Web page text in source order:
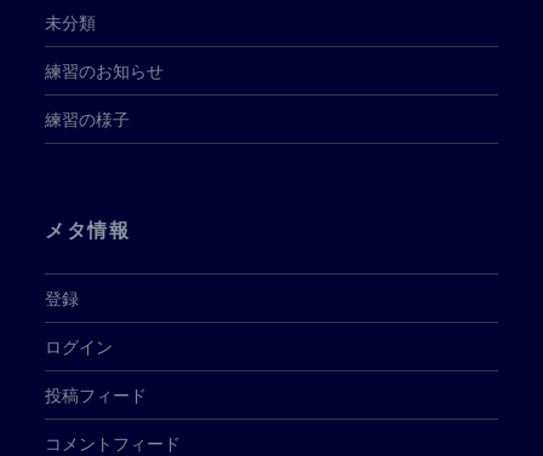
未分類
練習のお知らせ
練習の様子
メタ情報
登録
ログイン
投稿フィード
コメントフィード